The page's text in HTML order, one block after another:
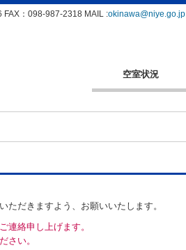
：098-987-2318 MAIL :okinawa@niye.go.jp
空室状況
ただきますよう、お願いいたします。
連絡申し上げます。
さい。